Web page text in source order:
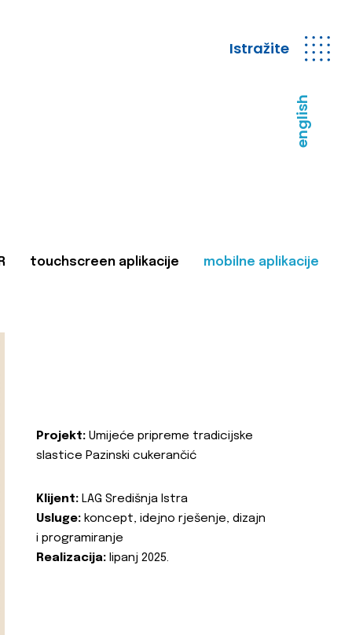
Istražite
english
touchscreen aplikacije mobilne aplikacije
Projekt: Umijeće pripreme tradicijske
slastice Pazinski cukerančić
Klijent: LAG Središnja Istra
Usluge: koncept, idejno rješenje, dizajn
i programiranje
Realizacija: lipanj 2025.